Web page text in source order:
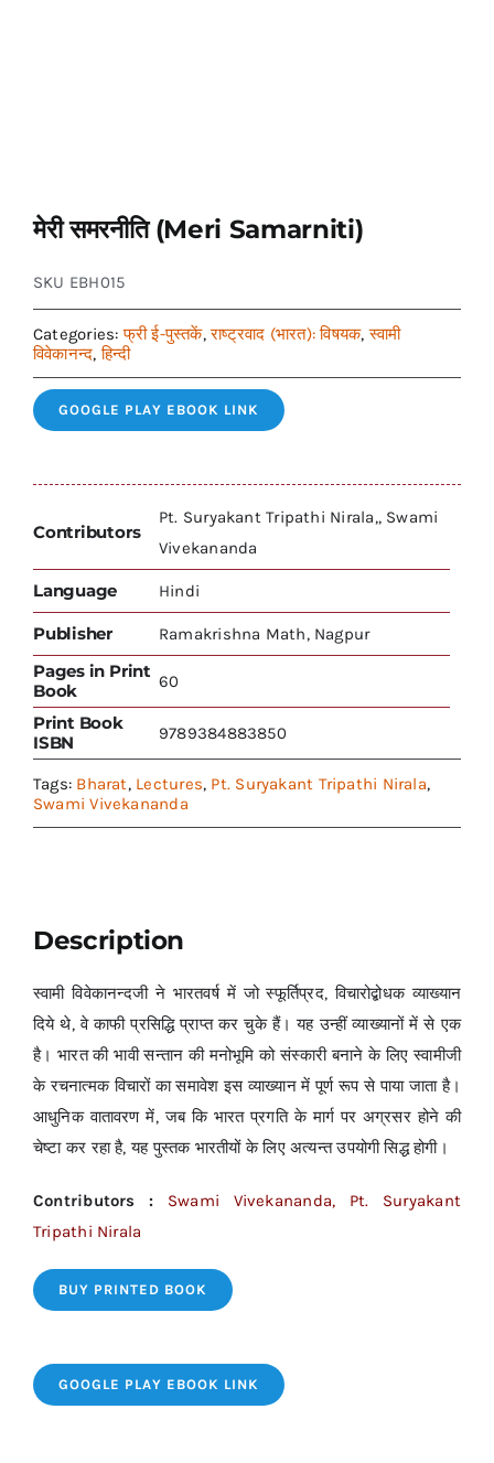
मेरी समरनीति (Meri Samarniti)
SKU EBH015
Categories:फ्री ई-पुस्तकें,राष्ट्रवाद (भारत): विषयक,स्वामी
विवेकानन्द,हिन्दी
GOOGLE PLAY EBOOK LINK
Contributors
Pt. Suryakant Tripathi Nirala,, Swami
Vivekananda
Language Hindi
Publisher Ramakrishna Math, Nagpur
Pages in Print
Book
60
Print Book
ISBN
9789384883850
Tags: Bharat, Lectures, Pt. Suryakant Tripathi Nirala,
Swami Vivekananda
Description
स्वामी विवेकानन्दजी ने भारतवर्ष में जो स्फूर्तिप्रद, विचारोद्बोधक व्याख्यान
दिये थे, वे काफी प्रसिद्धि प्राप्त कर चुके हैं। यह उन्हीं व्याख्यानों में से एक
है। भारत की भावी सन्तान की मनोभूमि को संस्कारी बनाने के लिए स्वामीजी
के रचनात्मक विचारों का समावेश इस व्याख्यान में पूर्ण रूप से पाया जाता है।
आधुनिक वातावरण में, जब कि भारत प्रगति के मार्ग पर अग्रसर होने की
चेष्टा कर रहा है, यह पुस्तक भारतीयों के लिए अत्यन्त उपयोगी सिद्ध होगी।
Contributors : Swami Vivekananda, Pt. Suryakant
Tripathi Nirala
BUY PRINTED BOOK
GOOGLE PLAY EBOOK LINK